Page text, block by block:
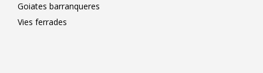
Goiates barranqueres
Vies ferrades